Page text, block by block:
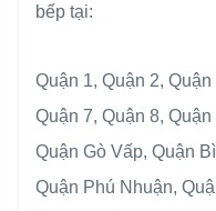
bếp tại:
Quận 1, Quận 2,
Quận 7, Quận 8,
Quận Gò Vấp, Quận
Quận Phú Nhuận,